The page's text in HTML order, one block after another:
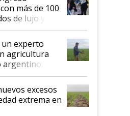
de hace 50
más de 100
de lujo y
experto
agricultura
argentino:
excesos
extrema en